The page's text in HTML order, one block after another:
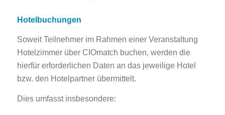
Hotelbuchungen
Soweit Teilnehmer im Rahmen einer Veranstaltung
Hotelzimmer über CIOmatch buchen, werden die
hierfür erforderlichen Daten an das jeweilige Hotel
bzw. den Hotelpartner übermittelt.
Dies umfasst insbesondere: